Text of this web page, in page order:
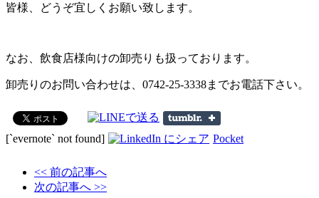
皆様、どうぞ宜しくお願い致します。
なお、飲食店様向けの卸売りも扱っております。
卸売りのお問い合わせは、0742-25-3338までお電話下さい。
[`evernote` not found] Pocket
<< 前の記事へ
次の記事へ >>